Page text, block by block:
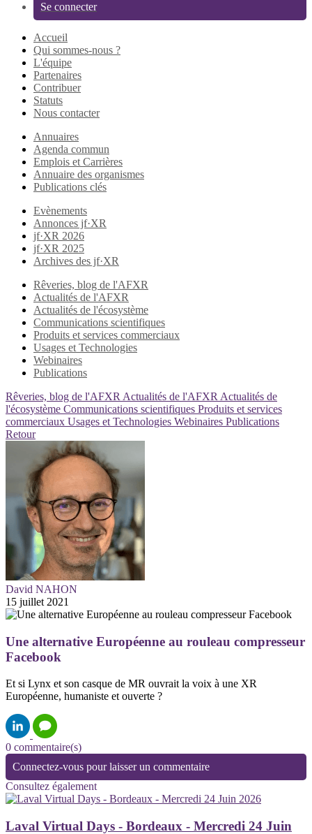
Se connecter
Accueil
Qui sommes-nous ?
L'équipe
Partenaires
Contribuer
Statuts
Nous contacter
Annuaires
Agenda commun
Emplois et Carrières
Annuaire des organismes
Publications clés
Evènements
Annonces jf·XR
jf·XR 2026
jf·XR 2025
Archives des jf·XR
Rêveries, blog de l'AFXR
Actualités de l'AFXR
Actualités de l'écosystème
Communications scientifiques
Produits et services commerciaux
Usages et Technologies
Webinaires
Publications
Rêveries, blog de l'AFXR Actualités de l'AFXR Actualités de
l'écosystème Communications scientifiques Produits et services
commerciaux Usages et Technologies Webinaires Publications
Retour
David NAHON
15 juillet 2021
Une alternative Européenne au rouleau compresseur
Facebook
Et si Lynx et son casque de MR ouvrait la voix à une XR
Européenne, humaniste et ouverte ?
0 commentaire(s)
Connectez-vous pour laisser un commentaire
Consultez également
Laval Virtual Days - Bordeaux - Mercredi 24 Juin